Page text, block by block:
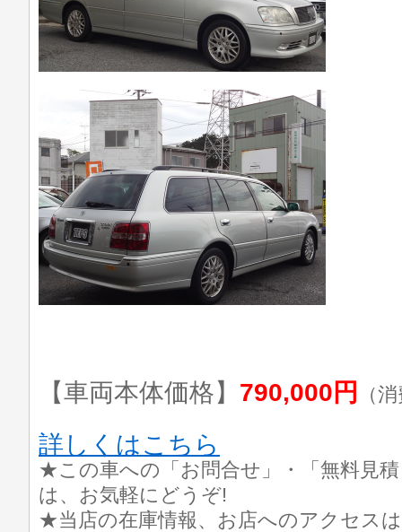
【車両本体価格】 790,000円 （
詳しくはこちら
★この車への「お問合せ」・「無料見
は、お気軽にどうぞ!
★当店の在庫情報、お店へのアクセス